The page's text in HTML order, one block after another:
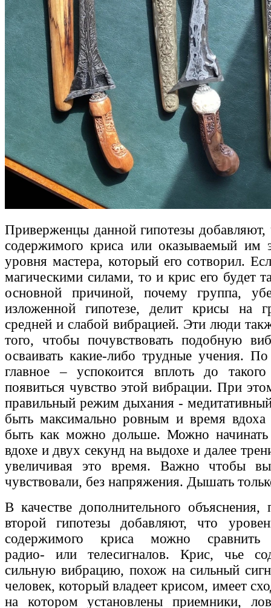
Приверженцы данной гипотезы добавляют,
содержимого криса или оказываемый им
уровня мастера, который его сотворил.
магическими силами, то и крис его будет
основной причиной, почему группа,
изложенной гипотезе, делит крисы на
средней и слабой вибрацией. Эти люди
того, чтобы почувствовать подобную
осваивать какие-либо трудные учения.
главное – успокоится вплоть до такого
появиться чувство этой вибрации. При
правильный режим дыхания -
быть максимально ровным и время
быть как можно дольше. Можно
вдохе и двух секунд на выдохе и далее
увеличивая это время. Важно чтобы
чувствовали, без напряжения. Дышать
В качестве дополнительного
второй гипотезы добавляют, что
содержимого криса можно сравнить
радио- или телесигналов. Крис, чье
сильную вибрацию, похож на сильный
человек, который владеет крисом, имеет
на котором установлены приемники,